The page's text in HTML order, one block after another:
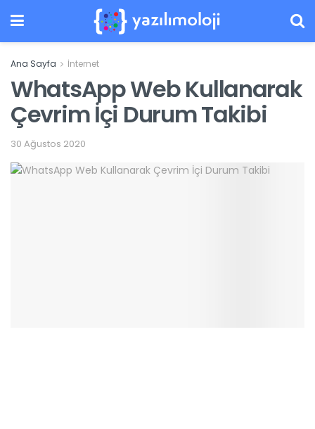
Ana Sayfa İnternet
WhatsApp Web Kullanarak
Çevrim İçi Durum Takibi
30 Ağustos 2020